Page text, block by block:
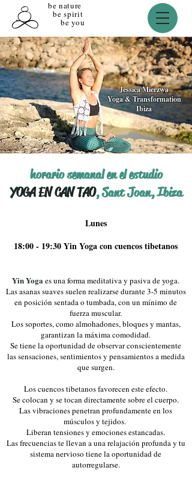
be nature
be spirit
be you
Jessica Mierzwa
Yoga & Transformation
Ibiza
horario semanal en el estudio
YOGA EN CAN TAO, Sant Joan, Ibiza
Lunes
18:00 - 19:30 Yin Yoga con cuencos tibetanos
Yin Yoga es una forma meditativa y pasiva de yoga.
Las asanas suaves suelen realizarse durante 3-5 minutos
en posición sentada o tumbada, con un mínimo de
fuerza muscular.
Los soportes, como almohadones, bloques y mantas,
garantizan la máxima comodidad.
Se tiene la oportunidad de observar conscientemente
las sensaciones, sentimientos y pensamientos a medida
que surgen.
Los cuencos tibetanos favorecen este efecto.
Se colocan y se tocan directamente sobre el cuerpo.
Las vibraciones penetran profundamente en los
músculos y tejidos.
Liberan tensiones y emociones estancadas.
Las frecuencias te llevan a una relajación profunda y tu
sistema nervioso tiene la oportunidad de
autorregularse.